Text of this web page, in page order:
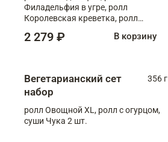
Филадельфия в угре, ролл
Королевская креветка, ролл
2 279 ₽ В корзину
Вегетарианский сет
набор
356 г
ролл Овощной XL, ролл с огурцом,
суши Чука 2 шт.